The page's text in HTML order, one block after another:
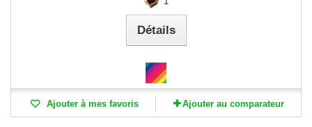
Détails
Ajouter à mes favoris Ajouter au comparateur